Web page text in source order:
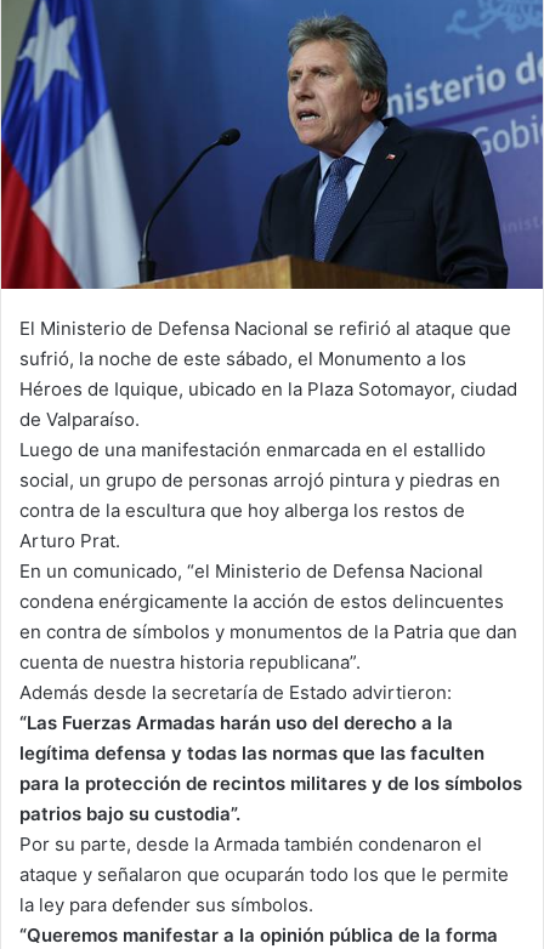
El Ministerio de Defensa Nacional se refirió al ataque que
sufrió, la noche de este sábado, el Monumento a los
Héroes de Iquique, ubicado en la Plaza Sotomayor, ciudad
de Valparaíso.
Luego de una manifestación enmarcada en el estallido
social, un grupo de personas arrojó pintura y piedras en
contra de la escultura que hoy alberga los restos de
Arturo Prat.
En un comunicado, “el Ministerio de Defensa Nacional
condena enérgicamente la acción de estos delincuentes
en contra de símbolos y monumentos de la Patria que dan
cuenta de nuestra historia republicana”.
Además desde la secretaría de Estado advirtieron:
“Las Fuerzas Armadas harán uso del derecho a la
legítima defensa y todas las normas que las faculten
para la protección de recintos militares y de los símbolos
patrios bajo su custodia”.
Por su parte, desde la Armada también condenaron el
ataque y señalaron que ocuparán todo los que le permite
la ley para defender sus símbolos.
“Queremos manifestar a la opinión pública de la forma